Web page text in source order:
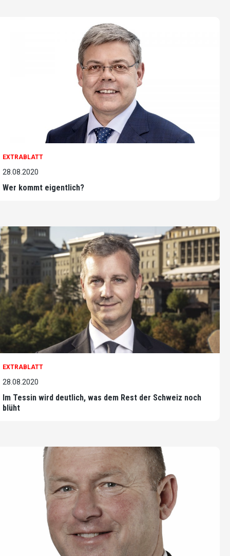
EXTRABLATT
28.08.2020
Wer kommt eigentlich?
EXTRABLATT
28.08.2020
Im Tessin wird deutlich, was dem Rest der Schweiz noch
blüht